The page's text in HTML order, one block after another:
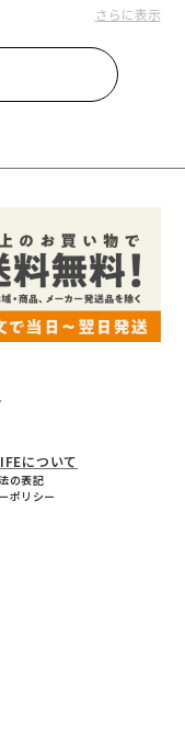
さらに表示
について
の表記
ポリシー